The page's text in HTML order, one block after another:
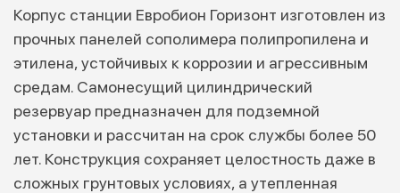
Корпус станции Евробион Горизонт изготовлен из
прочных панелей сополимера полипропилена и
этилена, устойчивых к коррозии и агрессивным
средам. Самонесущий цилиндрический
резервуар предназначен для подземной
установки и рассчитан на срок службы более 50
лет. Конструкция сохраняет целостность даже в
сложных грунтовых условиях, а утепленная